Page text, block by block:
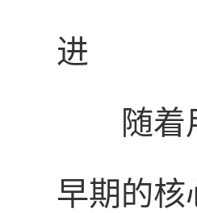
进
随
早期的核